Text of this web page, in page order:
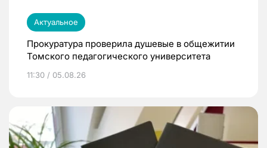
Актуальное
Прокуратура проверила душевые в общежитии
Томского педагогического университета
11:30 / 05.08.26